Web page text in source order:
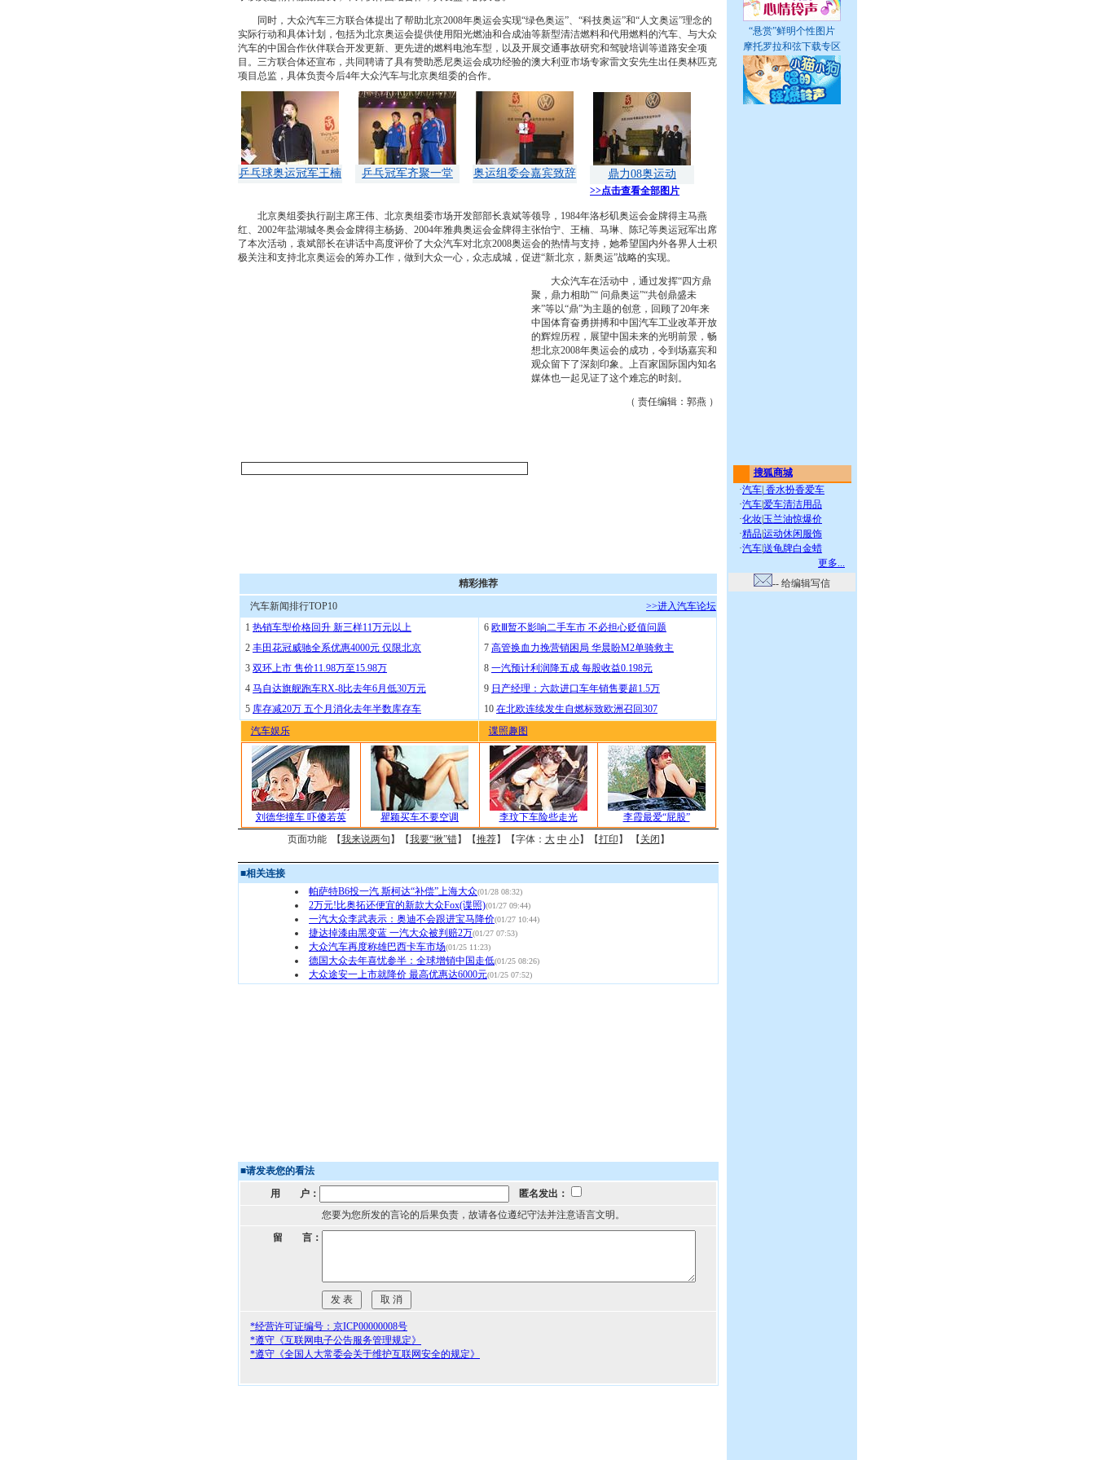
同时，大众汽车三方联合体提出了帮助北京2008年奥运会实现“绿色奥运”、“科技奥运”和“人文奥运”理念的
实际行动和具体计划，包括为北京奥运会提供使用阳光燃油和合成油等新型清洁燃料和代用燃料的汽车、与大众
汽车的中国合作伙伴联合开发更新、更先进的燃料电池车型，以及开展交通事故研究和驾驶培训等道路安全项
目。三方联合体还宣布，共同聘请了具有赞助悉尼奥运会成功经验的澳大利亚市场专家雷文安先生出任奥林匹克
项目总监，具体负责今后4年大众汽车与北京奥组委的合作。
乒乓球奥运冠军王楠 乒乓冠军齐聚一堂 奥运组委会嘉宾致辞 鼎力08奥运动
>>点击查看全部图片
北京奥组委执行副主席王伟、北京奥组委市场开发部部长袁斌等领导，1984年洛杉矶奥运会金牌得主马燕
红、2002年盐湖城冬奥会金牌得主杨扬、2004年雅典奥运会金牌得主张怡宁、王楠、马琳、陈玘等奥运冠军出席
了本次活动，袁斌部长在讲话中高度评价了大众汽车对北京2008奥运会的热情与支持，她希望国内外各界人士积
极关注和支持北京奥运会的筹办工作，做到大众一心，众志成城，促进“新北京，新奥运”战略的实现。
大众汽车在活动中，通过发挥“四方鼎
聚，鼎力相助”“ 问鼎奥运”“共创鼎盛未
来”等以“鼎”为主题的创意，回顾了20年来
中国体育奋勇拼搏和中国汽车工业改革开放
的辉煌历程，展望中国未来的光明前景，畅
想北京2008年奥运会的成功，令到场嘉宾和
观众留下了深刻印象。上百家国际国内知名
媒体也一起见证了这个难忘的时刻。
（ 责任编辑：郭燕 ）
精彩推荐
汽车新闻排行TOP10
>>进入汽车论坛
1 热销车型价格回升 新三样11万元以上
2 丰田花冠威驰全系优惠4000元 仅限北京
3 双环上市 售价11.98万至15.98万
4 马自达旗舰跑车RX-8比去年6月低30万元
5 库存减20万 五个月消化去年半数库存车
6 欧Ⅲ暂不影响二手车市 不必担心贬值问题
7 高管换血力挽营销困局 华晨盼M2单骑救主
8 一汽预计利润降五成 每股收益0.198元
9 日产经理：六款进口车年销售要超1.5万
10 在北欧连续发生自燃标致欧洲召回307
汽车娱乐
谍照趣图
刘德华撞车 吓傻若英 瞿颖买车不要空调 李玟下车险些走光
李霞最爱“屁股”
页面功能 【我来说两句 】【我要“揪”错】【推荐】【字体： 大 中 小】【打印 】 【 关闭 】
■相关连接
帕萨特B6投一汽 斯柯达“补偿”上海大众(01/28 08:32)
2万元!比奥拓还便宜的新款大众Fox(谍照)(01/27 09:44)
一汽大众李武表示：奥迪不会跟进宝马降价(01/27 10:44)
捷达掉漆由黑变蓝 一汽大众被判赔2万(01/27 07:53)
大众汽车再度称雄巴西卡车市场(01/25 11:23)
德国大众去年喜忧参半：全球增销中国走低(01/25 08:26)
大众途安一上市就降价 最高优惠达6000元(01/25 07:52)
■请发表您的看法
用 户：
匿名发出：
您要为您所发的言论的后果负责，故请各位遵纪守法并注意语言文明。
留 言：
*经营许可证编号：京ICP00000008号
*遵守《互联网电子公告服务管理规定》
*遵守《全国人大常委会关于维护互联网安全的规定》
“悬赏”鲜明个性图片
摩托罗拉和弦下载专区
搜狐商城
·汽车 香水扮香爱车
·汽车爱车清洁用品
·化妆 玉兰油惊爆价
·精品运动休闲服饰
·汽车送龟牌白金蜡
更多...
-- 给编辑写信